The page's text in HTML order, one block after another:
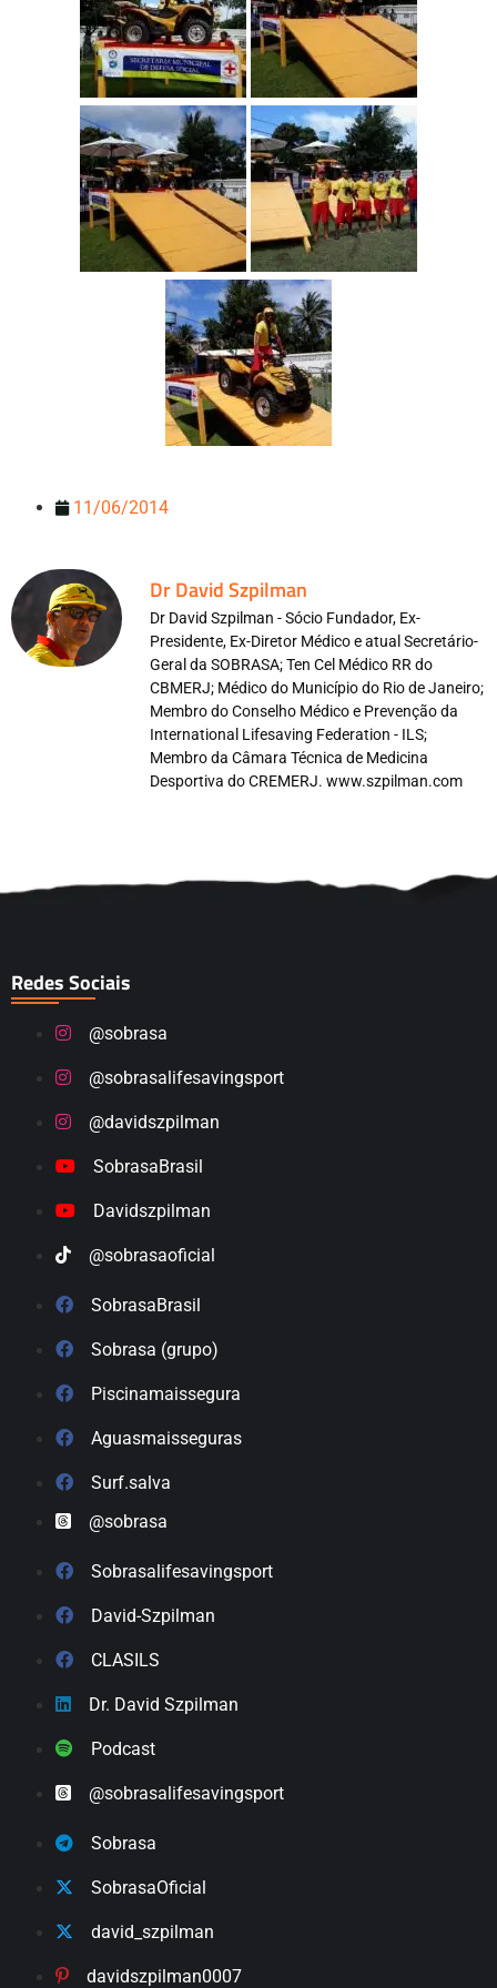
11/06/2014
Dr David Szpilman
Dr David Szpilman - Sócio Fundador, Ex-
Presidente, Ex-Diretor Médico e atual Secretário-
Geral da SOBRASA; Ten Cel Médico RR do
CBMERJ; Médico do Município do Rio de Janeiro;
Membro do Conselho Médico e Prevenção da
International Lifesaving Federation - ILS;
Membro da Câmara Técnica de Medicina
Desportiva do CREMERJ. www.szpilman.com
Redes Sociais
@sobrasa
@sobrasalifesavingsport
@davidszpilman
SobrasaBrasil
Davidszpilman
@sobrasaoficial
SobrasaBrasil
Sobrasa (grupo)
Piscinamaissegura
Aguasmaisseguras
Surf.salva
@sobrasa
Sobrasalifesavingsport
David-Szpilman
CLASILS
Dr. David Szpilman
Podcast
@sobrasalifesavingsport
Sobrasa
SobrasaOficial
david_szpilman
davidszpilman0007